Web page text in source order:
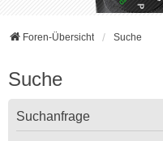
Foren-Übersicht Suche
Suche
Suchanfrage